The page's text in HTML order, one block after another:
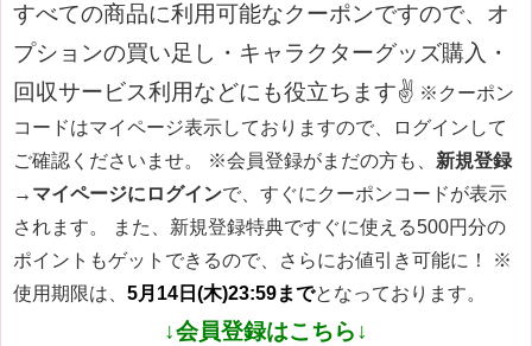
すべての商品に利用可能なクーポンですので、オ
プションの買い足し・キャラクターグッズ購入・
回収サービス利用などにも役立ちます✌ ※クーポン
コードはマイページ表示しておりますので、ログインして
ご確認くださいませ。
※会員登録がまだの方も、 新規登録
→マイページにログインで、すぐにクーポンコードが表示
されます。 また、新規登録特典ですぐに使える500円分の
ポイントもゲットできるので、さらにお値引き可能に！
※
使用期限は、 5月14日(木)23:59までとなっております。
↓会員登録はこちら↓